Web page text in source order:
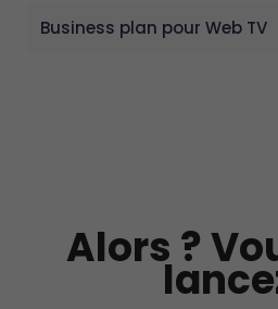
Business plan pour Web TV
Alors ?